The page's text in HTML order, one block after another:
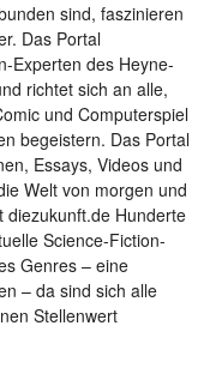
sind, faszinieren
Das Portal
Experten des Heyne-
richtet sich an alle,
und Computerspiel
begeistern. Das Portal
Essays, Videos und
Welt von morgen und
diezukunft.de Hunderte
Science-Fiction-
Genres – eine
– da sind sich alle
Stellenwert